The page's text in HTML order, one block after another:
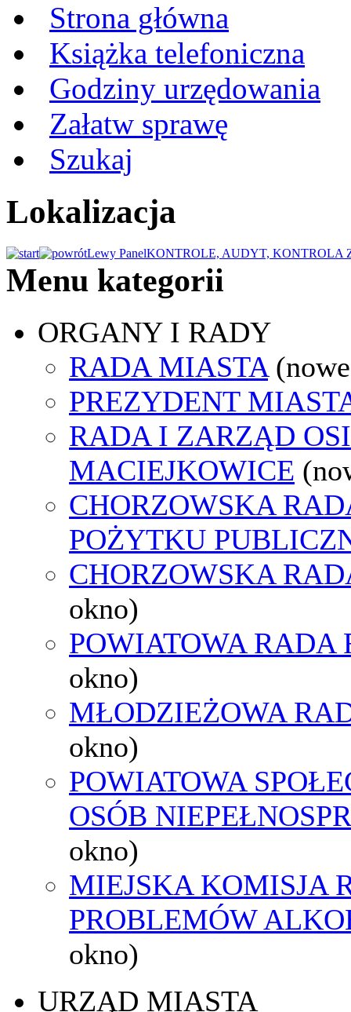
Strona główna
Książka telefoniczna
Godziny urzędowania
Załatw sprawę
Szukaj
Lokalizacja
Lewy PanelKONTROLE, AUDYT, KONTROLA
Menu kategorii
ORGANY I RADY
RADA MIASTA
PREZYDENT
RADA I ZARZĄD
MACIEJKOWICE
CHORZOWSKA
POŻYTKU
CHORZOWSKA
okno)
POWIATOWA RADA
okno)
MŁODZIEŻOWA
okno)
POWIATOWA
OSÓB
okno)
MIEJSKA KOMISJA
PROBLEMÓW
okno)
URZĄD MIASTA